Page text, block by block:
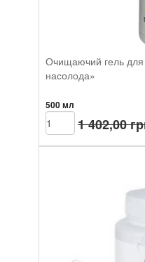
Очищаючий гель для
насолода»
500 мл
1 402,00
Beautyhall
cleanser
Enjoy